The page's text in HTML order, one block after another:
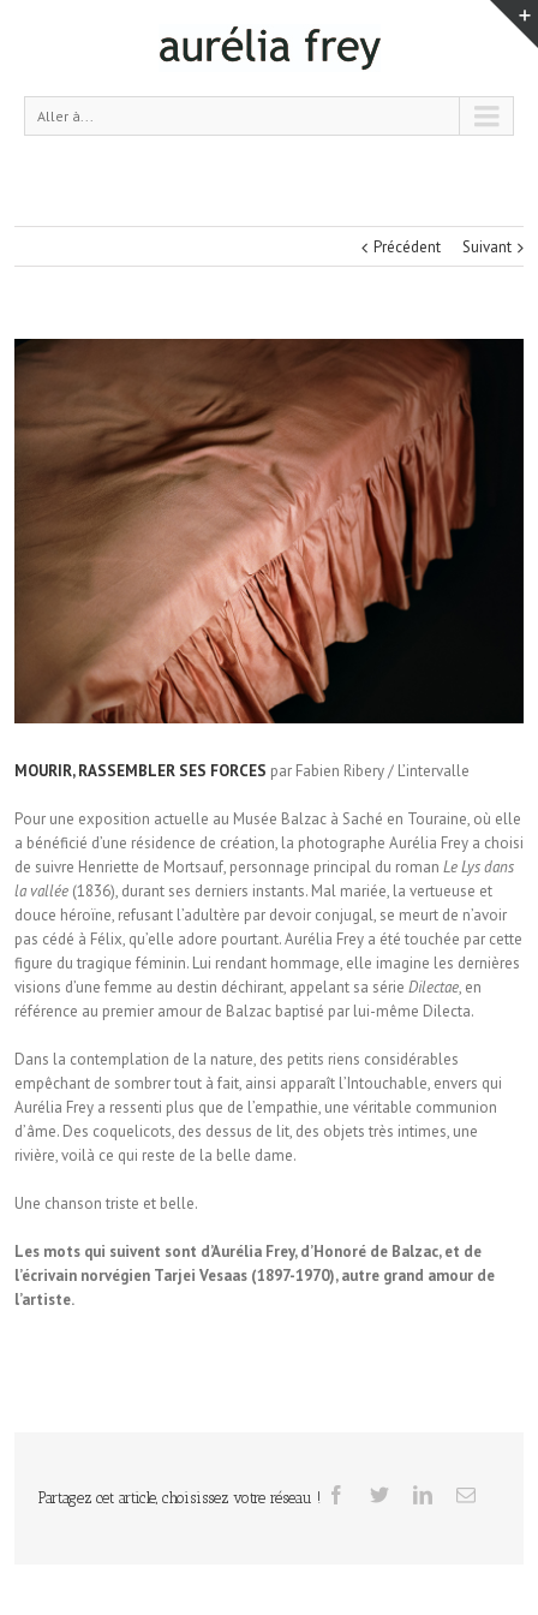
Aller à...
Précédent Suivant
MOURIR, RASSEMBLER SES FORCES par Fabien Ribery / L’intervalle
Pour une exposition actuelle au Musée Balzac à Saché en Touraine, où elle
a bénéficié d’une résidence de création, la photographe Aurélia Frey a choisi
de suivre Henriette de Mortsauf, personnage principal du roman Le Lys dans
la vallée (1836), durant ses derniers instants. Mal mariée, la vertueuse et
douce héroïne, refusant l’adultère par devoir conjugal, se meurt de n’avoir
pas cédé à Félix, qu’elle adore pourtant. Aurélia Frey a été touchée par cette
figure du tragique féminin. Lui rendant hommage, elle imagine les dernières
visions d’une femme au destin déchirant, appelant sa série Dilectae, en
référence au premier amour de Balzac baptisé par lui-même Dilecta.
Dans la contemplation de la nature, des petits riens considérables
empêchant de sombrer tout à fait, ainsi apparaît l’Intouchable, envers qui
Aurélia Frey a ressenti plus que de l’empathie, une véritable communion
d’âme. Des coquelicots, des dessus de lit, des objets très intimes, une
rivière, voilà ce qui reste de la belle dame.
Une chanson triste et belle.
Les mots qui suivent sont d’Aurélia Frey, d’Honoré de Balzac, et de
l’écrivain norvégien Tarjei Vesaas (1897-1970), autre grand amour de
l’artiste.
Partagez cet article, choisissez votre réseau !